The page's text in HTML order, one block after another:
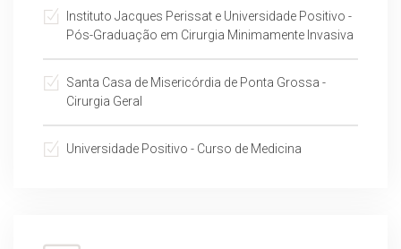
Instituto Jacques Perissat e Universidade Positivo -
Pós-Graduação em Cirurgia Minimamente Invasiva
Santa Casa de Misericórdia de Ponta Grossa -
Cirurgia Geral
Universidade Positivo - Curso de Medicina